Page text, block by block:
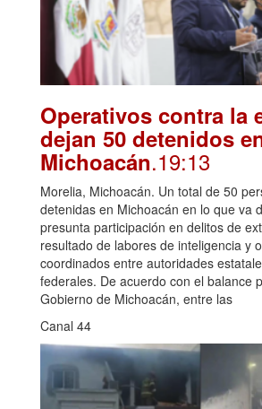
Operativos contra la
dejan 50 detenidos
Michoacán.19:13
Morelia, Michoacán. Un total de 50
detenidas en Michoacán en lo que va
presunta participación en delitos de
resultado de labores de inteligencia y
coordinados entre autoridades
federales. De acuerdo con el balance
Gobierno de Michoacán, entre las
Canal 44